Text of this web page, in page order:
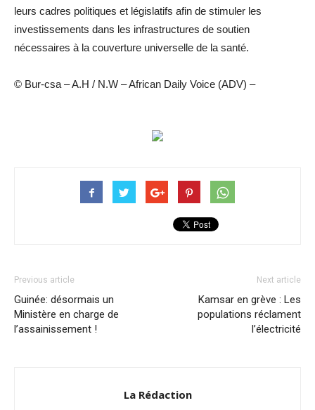
leurs cadres politiques et législatifs afin de stimuler les
investissements dans les infrastructures de soutien
nécessaires à la couverture universelle de la santé.
© Bur-csa – A.H / N.W – African Daily Voice (ADV) –
Previous article
Guinée: désormais un
Ministère en charge de
l’assainissement !
Next article
Kamsar en grève : Les
populations réclament
l’électricité
La Rédaction